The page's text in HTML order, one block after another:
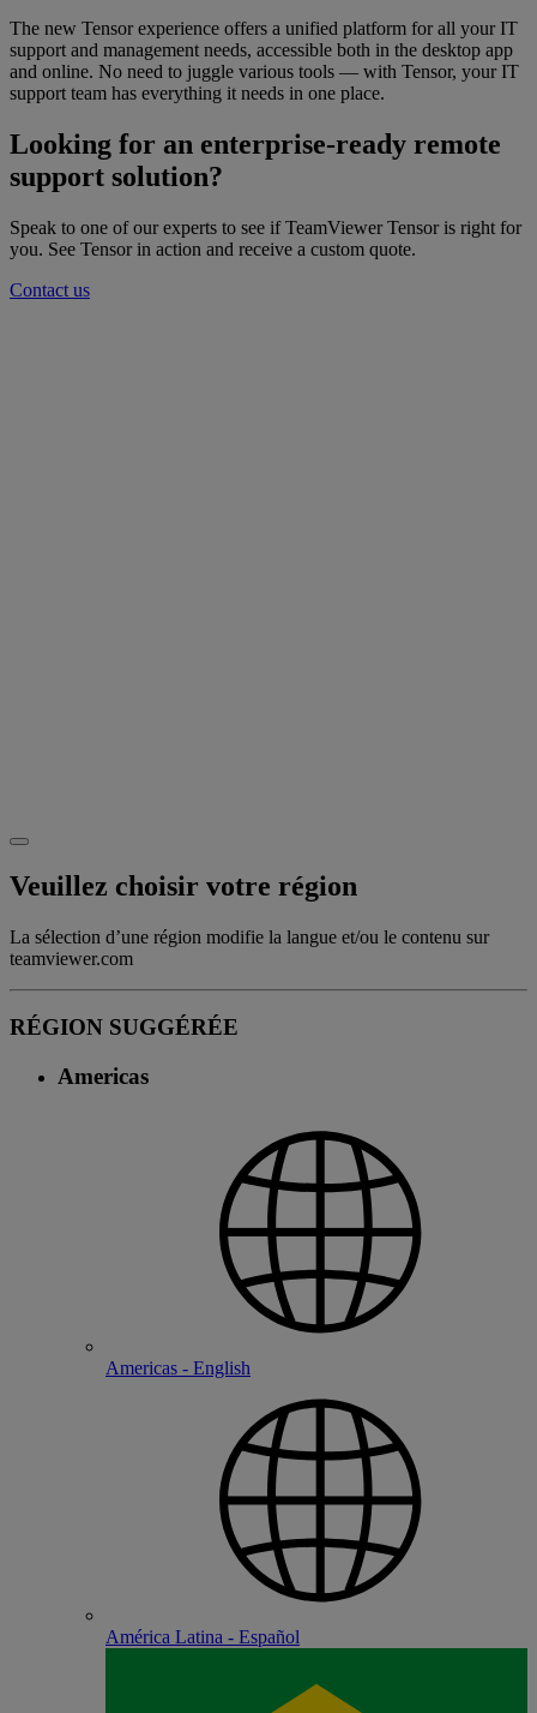
The new Tensor experience offers a unified platform for all your IT
support and management needs, accessible both in the desktop app
and online. No need to juggle various tools — with Tensor, your IT
support team has everything it needs in one place.
Looking for an enterprise-ready remote
support solution?
Speak to one of our experts to see if TeamViewer Tensor is right for
you. See Tensor in action and receive a custom quote.
Contact us
Veuillez choisir votre région
La sélection d’une région modifie la langue et/ou le contenu sur
teamviewer.com
RÉGION SUGGÉRÉE
Americas
Americas - English
América Latina - Español